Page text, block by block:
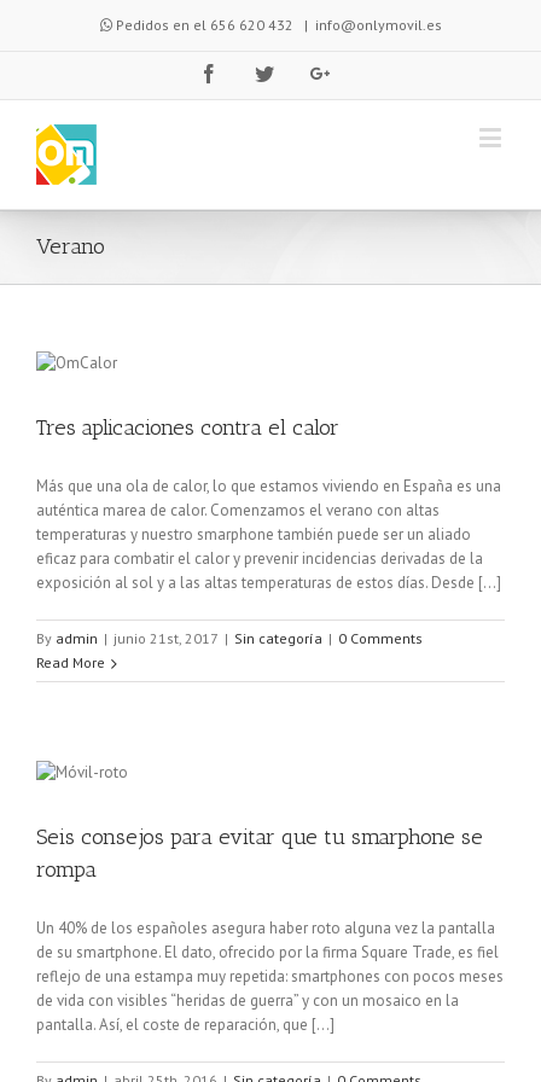
Pedidos en el 656 620 432 | info@onlymovil.es
Verano
Tres aplicaciones contra el calor
Más que una ola de calor, lo que estamos viviendo en España es una
auténtica marea de calor. Comenzamos el verano con altas
temperaturas y nuestro smarphone también puede ser un aliado
eficaz para combatir el calor y prevenir incidencias derivadas de la
exposición al sol y a las altas temperaturas de estos días. Desde [...]
By admin | junio 21st, 2017 | Sin categoría | 0 Comments
Read More
Seis consejos para evitar que tu smarphone se
rompa
Un 40% de los españoles asegura haber roto alguna vez la pantalla
de su smartphone. El dato, ofrecido por la firma Square Trade, es fiel
reflejo de una estampa muy repetida: smartphones con pocos meses
de vida con visibles “heridas de guerra” y con un mosaico en la
pantalla. Así, el coste de reparación, que [...]